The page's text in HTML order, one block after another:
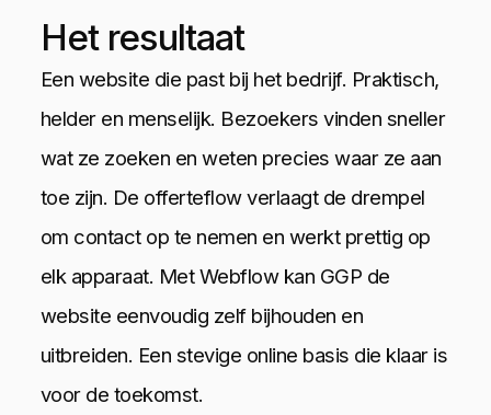
Het resultaat
Een website die past bij het bedrijf. Praktisch,
helder en menselijk. Bezoekers vinden sneller
wat ze zoeken en weten precies waar ze aan
toe zijn. De offerteflow verlaagt de drempel
om contact op te nemen en werkt prettig op
elk apparaat. Met Webflow kan GGP de
website eenvoudig zelf bijhouden en
uitbreiden. Een stevige online basis die klaar is
voor de toekomst.